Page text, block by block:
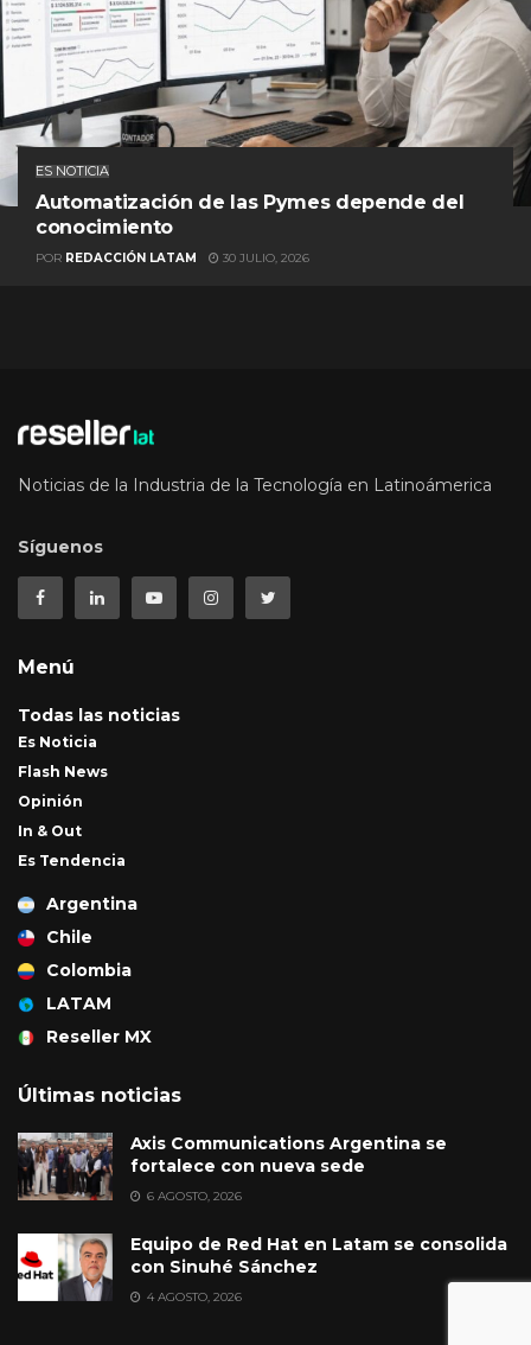
ES NOTICIA
Automatización de las Pymes depende del
conocimiento
POR REDACCIÓN LATAM 30 JULIO, 2026
Noticias de la Industria de la Tecnología en Latinoámerica
Síguenos
Menú
Todas las noticias
Es Noticia
Flash News
Opinión
In & Out
Es Tendencia
Argentina
Chile
Colombia
LATAM
Reseller MX
Últimas noticias
Axis Communications Argentina se
fortalece con nueva sede
6 AGOSTO, 2026
Equipo de Red Hat en Latam se consolida
con Sinuhé Sánchez
4 AGOSTO, 2026